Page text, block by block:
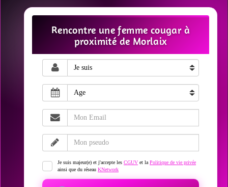
Rencontre une femme cougar à
proximité de Morlaix
Je suis majeur(e) et j'accepte les CGUV et la Politique de vie privée
ainsi que du réseau KNetwork